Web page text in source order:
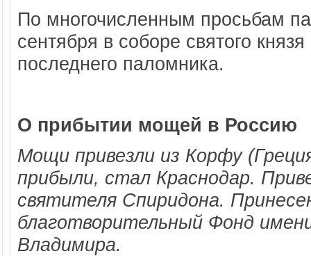
По многочисленным просьбам
сентября в соборе святого
последнего паломника.
О прибытии мощей в Россию
Мощи привезли из Корфу
прибыли, стал Краснодар.
святителя Спиридона.
благотворительный Фонд
Владимира.